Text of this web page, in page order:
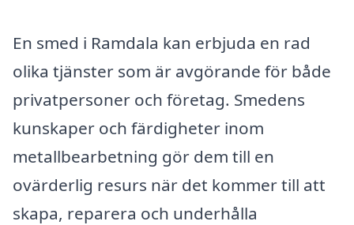
En smed i Ramdala kan erbjuda en rad
olika tjänster som är avgörande för både
privatpersoner och företag. Smedens
kunskaper och färdigheter inom
metallbearbetning gör dem till en
ovärderlig resurs när det kommer till att
skapa, reparera och underhålla